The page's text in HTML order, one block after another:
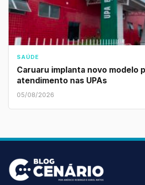
SAÚDE
Caruaru implanta novo modelo
atendimento nas UPAs
05/08/2026